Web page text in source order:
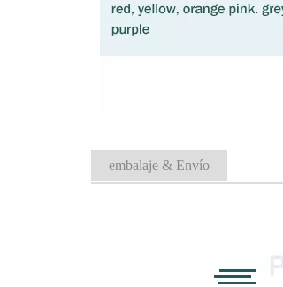
embalaje & Envío